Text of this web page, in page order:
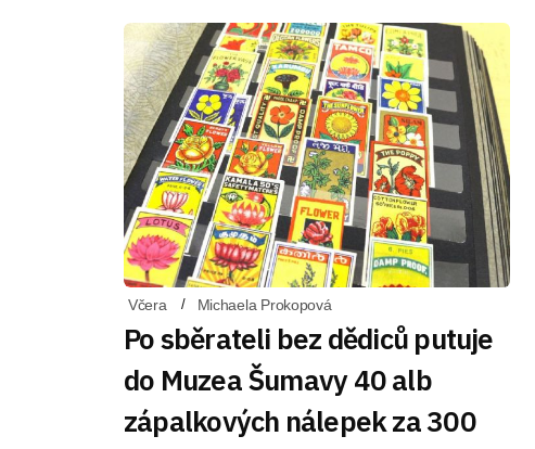
Včera Michaela Prokopová
Po sběrateli bez dědiců putuje
do Muzea Šumavy 40 alb
zápalkových nálepek za 300